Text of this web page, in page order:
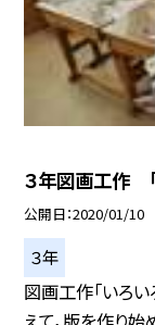
３年図画工作 「
公開日 2020/01/10
３年
図画工作「いろ